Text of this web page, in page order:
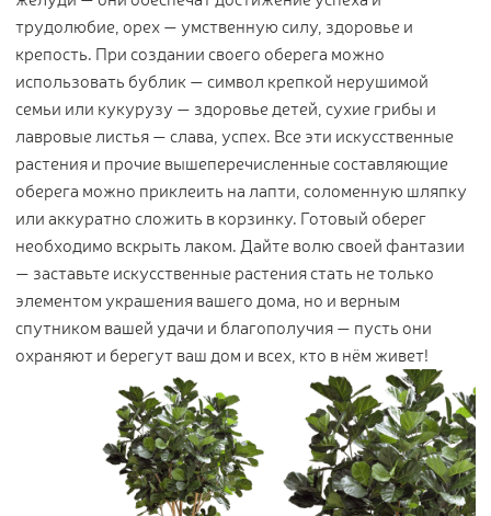
трудолюбие, орех — умственную силу, здоровье и
крепость. При создании своего оберега можно
использовать бублик — символ крепкой нерушимой
семьи или кукурузу — здоровье детей, сухие грибы и
лавровые листья — слава, успех. Все эти искусственные
растения и прочие вышеперечисленные составляющие
оберега можно приклеить на лапти, соломенную шляпку
или аккуратно сложить в корзинку. Готовый оберег
необходимо вскрыть лаком. Дайте волю своей фантазии
— заставьте искусственные растения стать не только
элементом украшения вашего дома, но и верным
спутником вашей удачи и благополучия — пусть они
охраняют и берегут ваш дом и всех, кто в нём живет!